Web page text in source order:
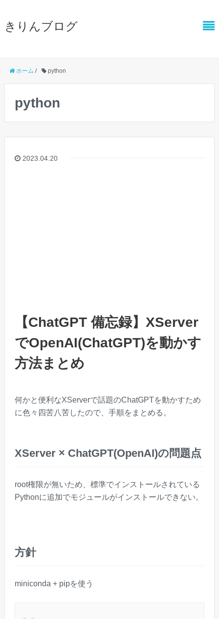
きりんブログ
ホーム / python
python
2023.04.20
【ChatGPT 備忘録】XServer
でOpenAI(ChatGPT)を動かす
方法まとめ
何かと便利なXServerで話題のChatGPTを動かすため
に色々四苦八苦したので、手順をまとめる。
XServer × ChatGPT(OpenAI)の問題点
root権限が無いため、標準でインストールされている
Pythonに追加でモジュールがインストールできない。
方針
miniconda + pipを使う